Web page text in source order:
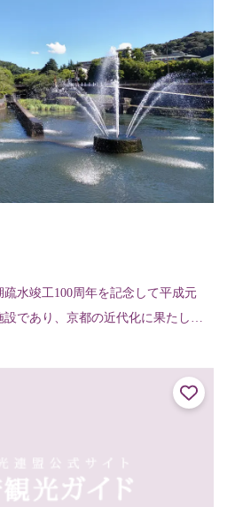
水竣工100周年を記念して平成元
設であり、京都の近代化に果たした